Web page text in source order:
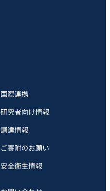
国際連携
研究者向け情報
調達情報
ご寄附のお願い
安全衛⽣情報